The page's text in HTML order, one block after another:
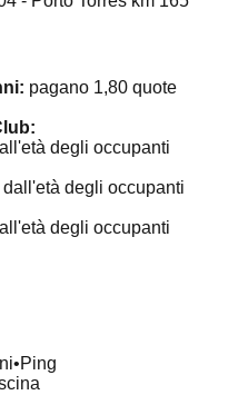
pagano 1,80 quote
degli occupanti
degli occupanti
degli occupanti
•Ping